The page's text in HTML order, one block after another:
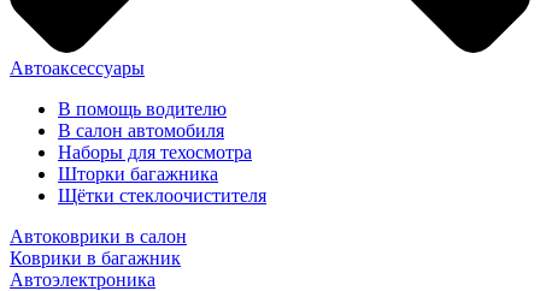
Автоаксессуары
В помощь водителю
В салон автомобиля
Наборы для техосмотра
Шторки багажника
Щётки стеклоочистителя
Автоковрики в салон
Коврики в багажник
Автоэлектроника